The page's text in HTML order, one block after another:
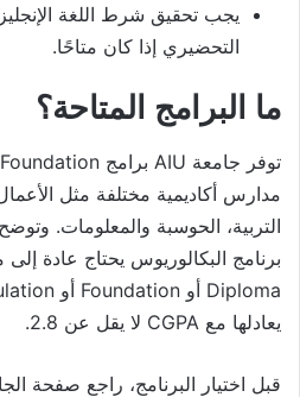
يجب تحقيق شرط اللغة
التحضيري إذا كان متاحًا.
ما البرامج المتاحة؟
مدارس أكاديمية مختلفة مثل
التربية، الحوسبة والمعلومات.
يعادلها مع CGPA لا يقل عن 2.8.
قبل اختيار البرنامج، راجع صفحة